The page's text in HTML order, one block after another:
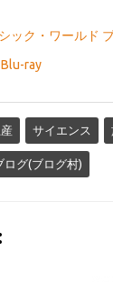
ック・ワールド
ray
サイエンス
ログ(ブログ村)